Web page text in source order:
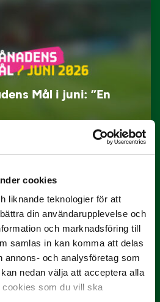
cookies
liknande teknologier för att
din användarupplevelse och
och marknadsföring till
samlas in kan komma att delas
annons- och analysföretag som
nedan välja att acceptera alla
som du vill ska
Mål i juni: ”En
Spelare i juni